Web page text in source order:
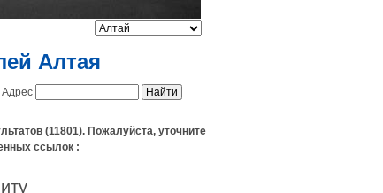
Алтая
Адрес
(11801). Пожалуйста, уточните
ссылок :